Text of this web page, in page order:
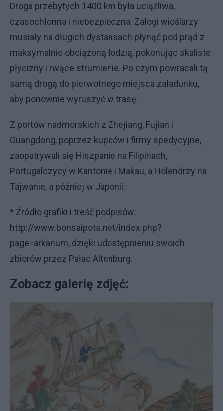
Droga przebytych 1400 km była uciążliwa,
czasochłonna i niebezpieczna. Załogi wioślarzy
musiały na długich dystansach płynąć pod prąd z
maksymalnie obciążoną łodzią, pokonując skaliste
płycizny i rwące strumienie. Po czym powracali tą
samą drogą do pierwotnego miejsca załadunku,
aby ponownie wyruszyć w trasę.
Z portów nadmorskich z Zhejiang, Fujian i
Guangdong, poprzez kupców i firmy spedycyjne,
zaopatrywali się Hiszpanie na Filipinach,
Portugalczycy w Kantonie i Makau, a Holendrzy na
Tajwanie, a później w Japonii.
* Źródło grafiki i treść podpisów:
http://www.bonsaipots.net/index.php?
page=arkanum, dzięki udostępnieniu swoich
zbiorów przez Pałac Altenburg.
Zobacz galerię zdjęć: